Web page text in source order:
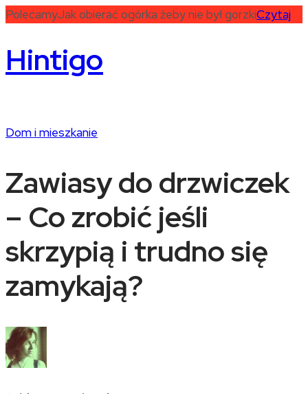
PolecamyJak obierać ogórka żeby nie był gorzkiCzytaj
Hintigo
Dom i mieszkanie
Zawiasy do drzwiczek
– Co zrobić jeśli
skrzypią i trudno się
zamykają?